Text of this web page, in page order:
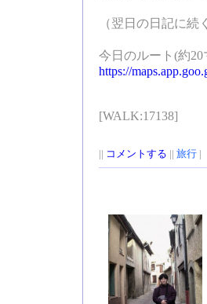
（翌日の日記に続
今日のルート(約
https://
[WALK:17138]
|| コメントする || 旅行|